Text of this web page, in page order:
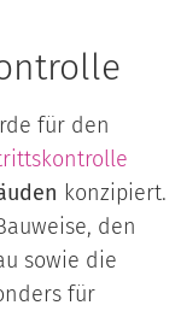
für den
konzipiert.
den
sowie die
für